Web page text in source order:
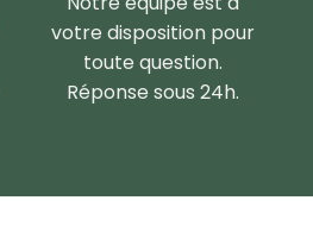
votre disposition pour
toute question.
Réponse sous 24h.